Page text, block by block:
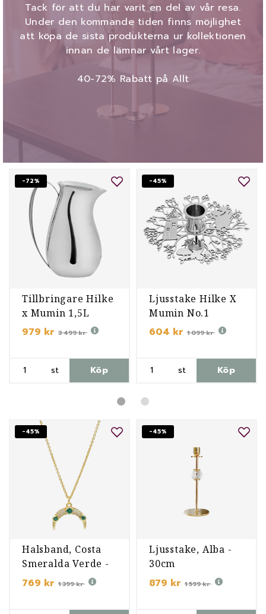
Tack för att du har varit en del av vår resa.
Under den kommande tiden finns möjlighet
att köpa de sista produkterna ur kollektionen
innan de lämnar vårt lager.
40-72% Rabatt på Allt
-72%
Tillbringare Hilke
x Mumin 1,5L
979 kr 3 499 kr
st Köp
-45%
Ljusstake Hilke X
Mumin No.1
604 kr 1 099 kr
st Köp
-45%
Halsband, Costa
Smeralda Verde -
Förgyllt
769 kr 1 399 kr
-45%
Ljusstake, Alba -
30cm
879 kr 1 599 kr